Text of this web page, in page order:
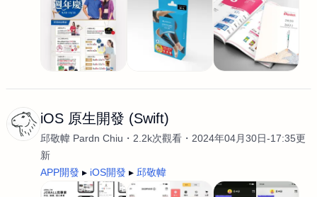
iOS 原生開發 (Swift)
邱敬幃 Pardn Chiu 2.2k次觀看
2024年04月30日-17:35更
新
APP開發
iOS開發 邱敬幃